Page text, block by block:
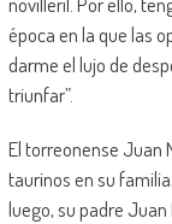
época en la que las
darme el lujo de
triunfar”.
El torreonense Juan
taurinos en su
luego, su padre Juan